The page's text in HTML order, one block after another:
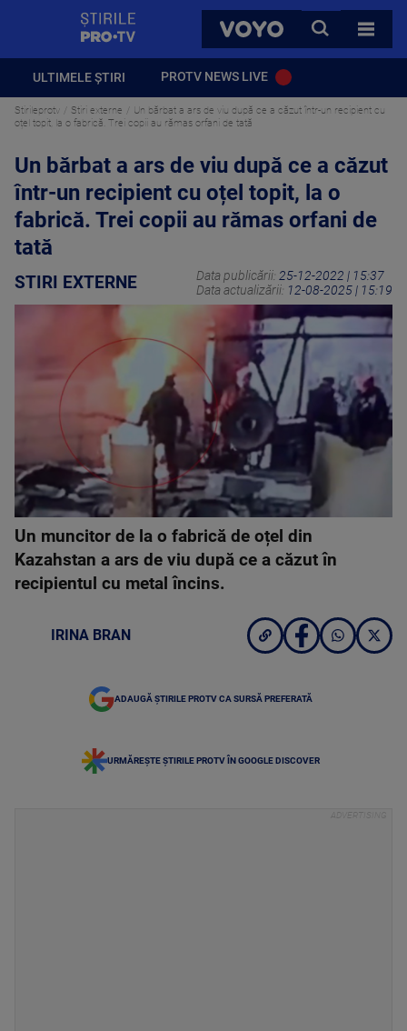
VOYO
CAUTA
TOATE
ULTIMELE ȘTIRI PROTV NEWS LIVE
Stirileprotv Stiri externe
Un bărbat a ars de viu după ce a căzut într-un recipient cu
oțel topit, la o fabrică. Trei copii au rămas orfani de tată
Un bărbat a ars de viu după ce a căzut
într-un recipient cu oțel topit, la o
fabrică. Trei copii au rămas orfani de
tată
STIRI EXTERNE Data publicării: 25-12-2022 | 15:37
Data actualizării: 12-08-2025 | 15:19
Un muncitor de la o fabrică de oțel din
Kazahstan a ars de viu după ce a căzut în
recipientul cu metal încins.
IRINA BRAN
ADAUGĂ ȘTIRILE PROTV CA SURSĂ PREFERATĂ
URMĂREȘTE ȘTIRILE PROTV ÎN GOOGLE DISCOVER